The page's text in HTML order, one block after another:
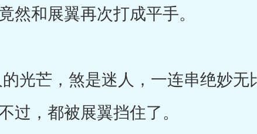
然和展翼再次打成平手。
芒，煞是迷人，一连串绝妙无
过，都被展翼挡住了。